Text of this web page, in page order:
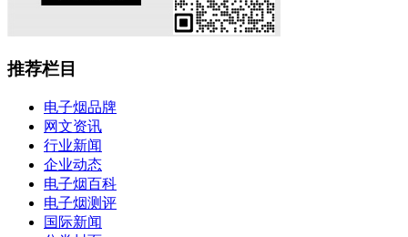
推荐栏目
电子烟品牌
网文资讯
行业新闻
企业动态
电子烟百科
电子烟测评
国际新闻